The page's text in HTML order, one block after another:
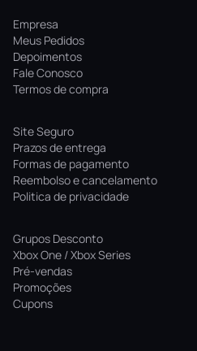
Empresa
Meus Pedidos
Depoimentos
Fale Conosco
Termos de compra
Site Seguro
Prazos de entrega
Formas de pagamento
Reembolso e cancelamento
Politica de privacidade
Grupos Desconto
Xbox One / Xbox Series
Pré-vendas
Promoções
Cupons